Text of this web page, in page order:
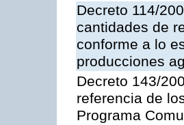
Decreto 114/
cantidades de
conforme a lo
producciones
Decreto 143/
referencia de
Programa